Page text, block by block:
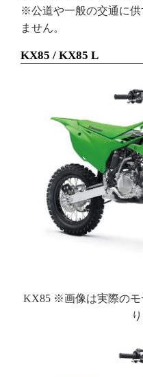
※公道や一般の交通に供
ません。
KX85 / KX85 L
KX85 ※画像は実際のモ